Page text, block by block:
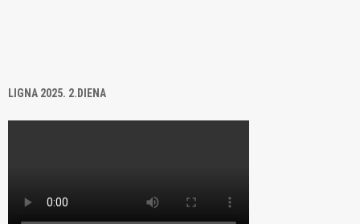
LIGNA 2025. 2.DIENA